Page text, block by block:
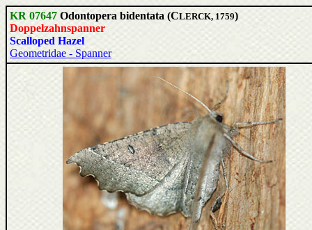
KR 07647 Odontopera bidentata (CLERCK, 1759)
Doppelzahnspanner
Scalloped Hazel
Geometridae - Spanner